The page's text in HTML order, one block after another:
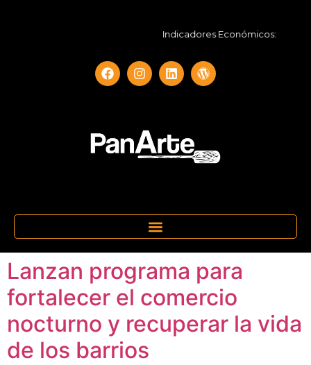
Indicadores Económicos:
Lanzan programa para
fortalecer el comercio
nocturno y recuperar la vida
de los barrios